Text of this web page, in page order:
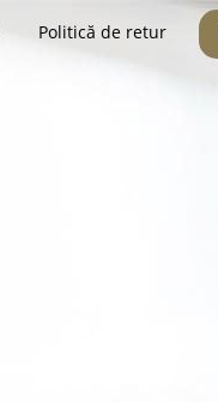
Politică de retur